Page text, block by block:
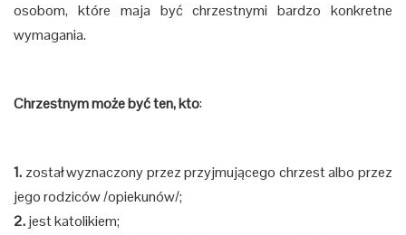
osobom, które maja być chrzestnymi bardzo konkretne
wymagania.
Chrzestnym może być ten, kto:
1. został wyznaczony przez przyjmującego chrzest albo przez
jego rodziców /opiekunów/;
2.jest katolikiem;